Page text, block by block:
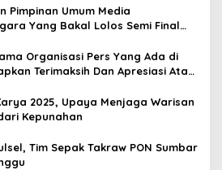
Pimpinan Umum Media
Yang Bakal Lolos Semi Final
Organisasi Pers Yang Ada di
Terimaksih Dan Apresiasi Atas
2025, Upaya Menjaga Warisan
Kepunahan
Tim Sepak Takraw PON Sumbar